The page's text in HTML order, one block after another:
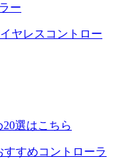
ー
ヤレスコントロー
20選はこちら
すめコントローラ